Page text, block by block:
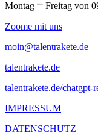
Montag ⎻ Freitag von
Zoome mit uns
moin@talentrakete.de
talentrakete.de
talentrakete.de/chatgpt-
IMPRESSUM
DATENSCHUTZ